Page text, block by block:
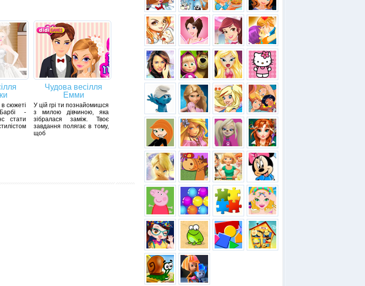
сюжеті
-
стати
Чудова весілля
Емми
У цій грі ти познайомишся
з милою дівчиною, яка
зібралася заміж. Твоє
завдання полягає в тому,
щоб